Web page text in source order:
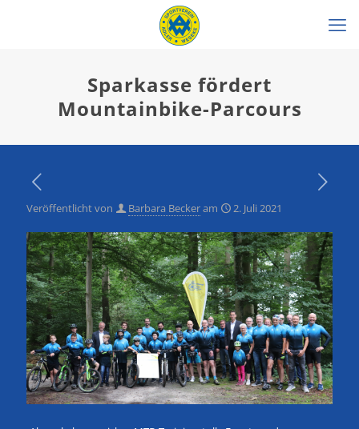
Sparkasse fördert
Mountainbike-Parcours
Veröffentlicht von Barbara Beckeram 2. Juli 2021